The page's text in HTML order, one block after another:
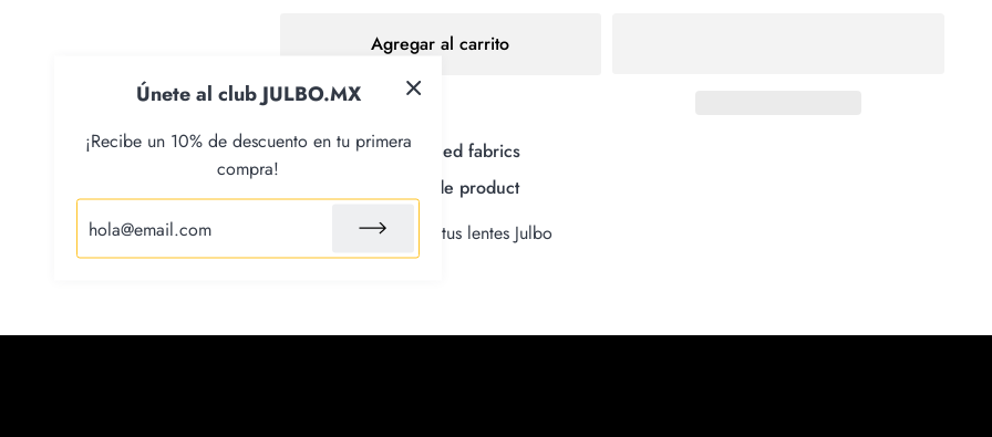
Agregar al carrito
Made with recycled fabrics
Certified fair trade product
Cordón flotante para tus lentes Julbo
Únete al club JULBO.MX
¡Recibe un 10% de descuento en tu primera
compra!